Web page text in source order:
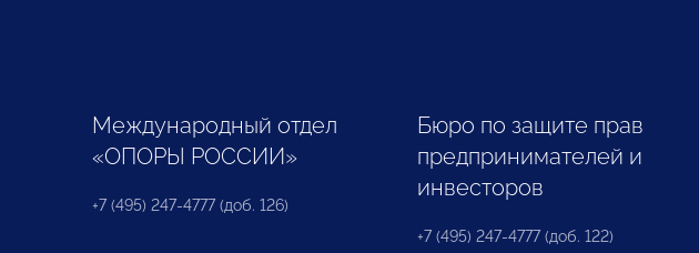
Международный отдел
«ОПОРЫ РОССИИ»
+7 (495) 247-4777 (доб. 126)
Бюро по защите прав
предпринимателей и
инвесторов
+7 (495) 247-4777 (доб. 122)